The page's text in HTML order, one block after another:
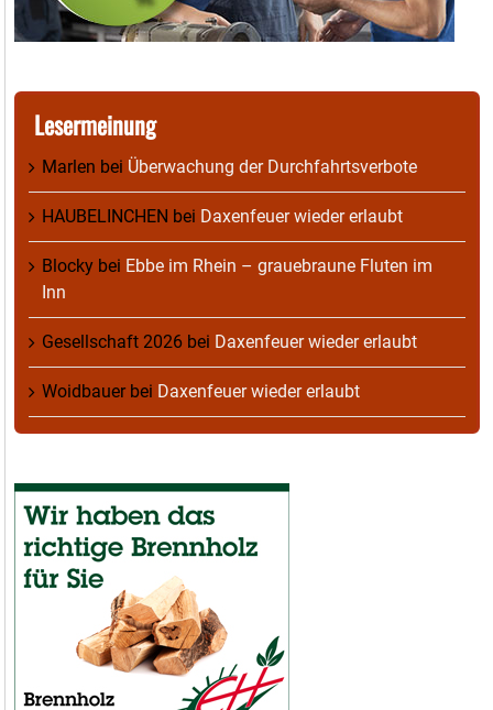
Lesermeinung
Marlen bei Überwachung der Durchfahrtsverbote
HAUBELINCHEN bei Daxenfeuer wieder erlaubt
Blocky bei Ebbe im Rhein – grauebraune Fluten im
Inn
Gesellschaft 2026 bei Daxenfeuer wieder erlaubt
Woidbauerbei Daxenfeuer wieder erlaubt